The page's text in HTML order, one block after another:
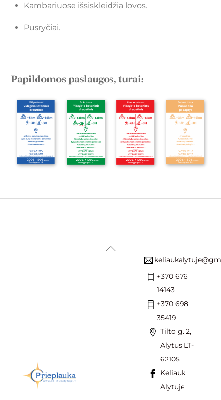
Kambariuose išsiskleidžia lovos.
Pusryčiai.
Papildomos paslaugos, turai:
+370 676
14143
+370 698
35419
Tilto g. 2,
Alytus LT-
62105
Keliauk
Alytuje
Back